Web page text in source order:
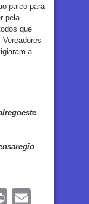
palco para
pela
que
a
Print